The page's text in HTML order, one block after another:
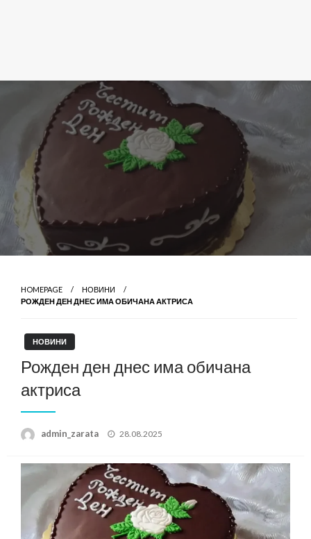
HOMEPAGE
НОВИНИ
РОЖДЕН ДЕН ДНЕС ИМА ОБИЧАНА АКТРИСА
НОВИНИ
Рожден ден днес има обичана
актриса
admin_zarata
Posted
28.08.2025